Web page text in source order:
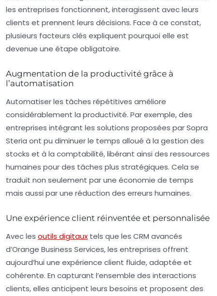
les entreprises fonctionnent, interagissent avec leurs
clients et prennent leurs décisions. Face à ce constat,
plusieurs facteurs clés expliquent pourquoi elle est
devenue une étape obligatoire.
Augmentation de la productivité grâce à
l’automatisation
Automatiser les tâches répétitives améliore
considérablement la productivité. Par exemple, des
entreprises intégrant les solutions proposées par Sopra
Steria ont pu diminuer le temps alloué à la gestion des
stocks et à la comptabilité, libérant ainsi des ressources
humaines pour des tâches plus stratégiques. Cela se
traduit non seulement par une économie de temps
mais aussi par une réduction des erreurs humaines.
Une expérience client réinventée et personnalisée
Avec les outils digitaux tels que les CRM avancés
d’Orange Business Services, les entreprises offrent
aujourd’hui une expérience client fluide, adaptée et
cohérente. En capturant l’ensemble des interactions
clients, elles anticipent leurs besoins et proposent des